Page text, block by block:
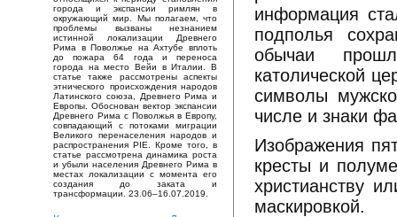
города и экспансии римлян в
окружающий мир. Мы полагаем, что
проблемы вызваны незнанием
истинной локализации Древнего
Рима в Поволжье на Ахтубе вплоть
до пожара 64 года и переноса
города на место Вейи в Италии. В
статье также рассмотрены аспекты
этнического происхождения народов
Латинского союза, Древнего Рима и
Европы. Обоснован вектор экспансии
Древнего Рима с Поволжья в Европу,
совпадающий с потоками миграции
Великого перенаселения народов и
распространения PIE. Кроме того, в
статье рассмотрена динамика роста
и убыли населения Древнего Рима в
местах локализации с момента его
создания до заката и
трансформации. 23.06–16.07.2019.
информация
подполья
обычаи
католической
символы
числе и знаки
Изображения
кресты и
христианству
маскировкой.